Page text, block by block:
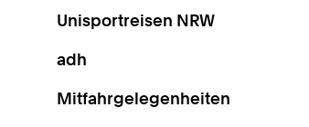
Unisportreisen NRW
adh
Mitfahrgelegenheiten